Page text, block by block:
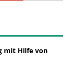
mit Hilfe von